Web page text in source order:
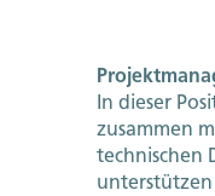
In dieser
zusammen
technischen
unterstützen